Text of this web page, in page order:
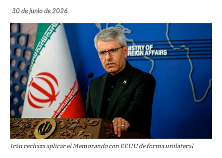
30 de junio de 2026
Irán rechaza aplicar el Memorando con EEUU de forma unilateral